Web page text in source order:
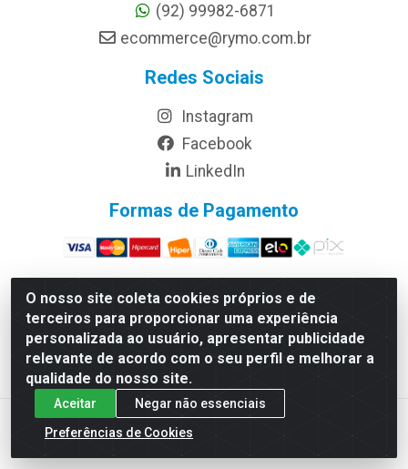
O nosso site coleta cookies próprios e de
terceiros para proporcionar uma experiência
personalizada ao usuário, apresentar publicidade
relevante de acordo com o seu perfil e melhorar a
qualidade do nosso site.
Aceitar
Negar não essenciais
Preferências de Cookies
(92) 99982-6871
ecommerce@rymo.com.br
Redes Sociais
Instagram
Facebook
LinkedIn
Formas de Pagamento
Rymo Imagem e Produtos Gráficos da Amazonia LTDA - Av.
Ajuricaba, 379 - Cachoeirinha, Manaus/AM - CEP 69065-110 -
CNPJ 14.220.230.0001-70